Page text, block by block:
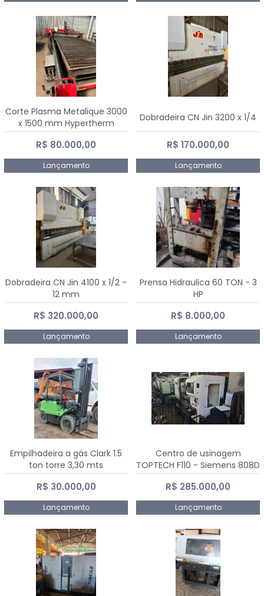
Corte Plasma Metalique 3000
x 1500 mm Hypertherm
Powermax 45 xp
R$ 80.000,00
Lançamento
Dobradeira CN Jin 3200 x 1/4
R$ 170.000,00
Lançamento
Dobradeira CN Jin 4100 x 1/2 -
12 mm
R$ 320.000,00
Lançamento
Prensa Hidraulica 60 TON - 3
HP
R$ 8.000,00
Lançamento
Empilhadeira a gás Clark 1.5
ton torre 3,30 mts
R$ 30.000,00
Lançamento
Centro de usinagem
TOPTECH F110 - Siemens 808D
Advanced
R$ 285.000,00
Lançamento